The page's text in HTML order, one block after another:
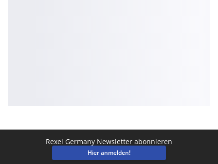
Rexel Germany Newsletter abonnieren
Hier anmelden!